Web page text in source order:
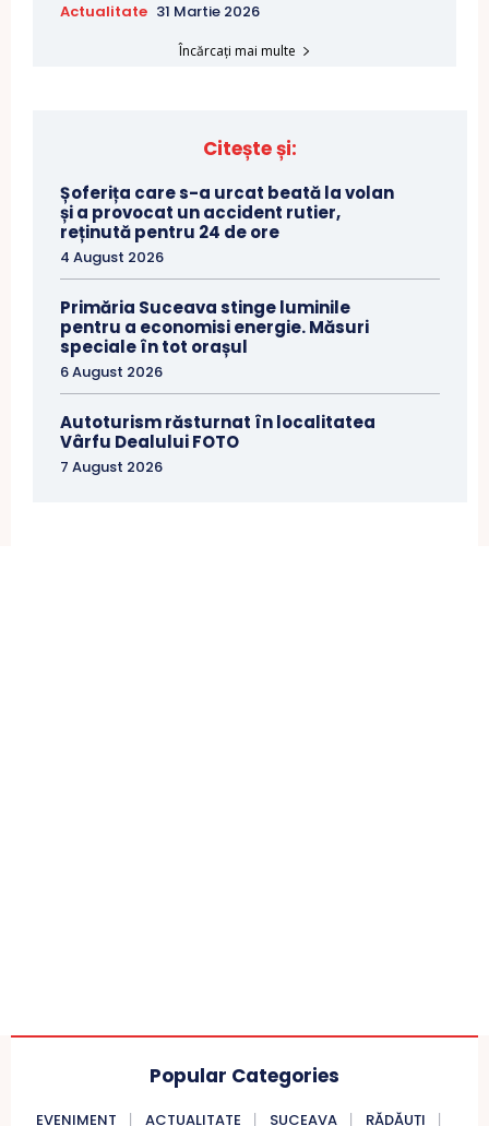
Actualitate 31 Martie 2026
Încărcați mai multe
Citește și:
Șoferița care s-a urcat beată la volan
și a provocat un accident rutier,
reținută pentru 24 de ore
4 August 2026
Primăria Suceava stinge luminile
pentru a economisi energie. Măsuri
speciale în tot orașul
6 August 2026
Autoturism răsturnat în localitatea
Vârfu Dealului FOTO
7 August 2026
Popular Categories
EVENIMENT ACTUALITATE SUCEAVA RĂDĂUȚI